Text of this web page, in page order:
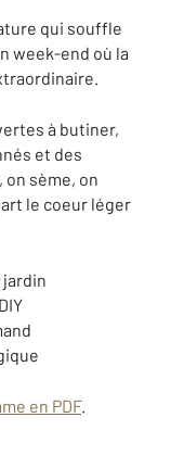
qui souffle
week-end où la
à butiner,
et des
sème, on
le coeur léger
en PDF.